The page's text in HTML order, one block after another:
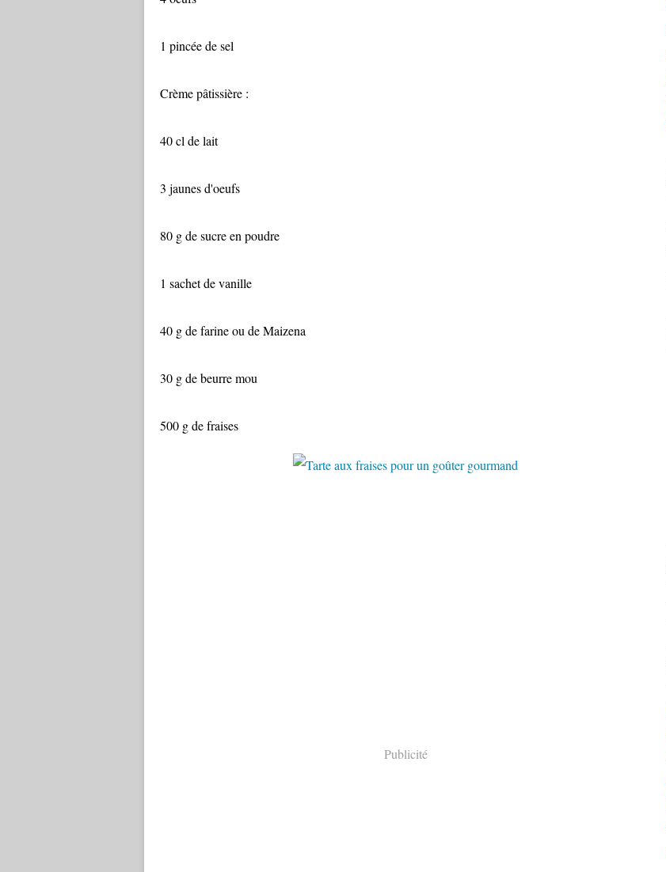
1 pincée de sel
Crème pâtissière :
40 cl de lait
3 jaunes d'oeufs
80 g de sucre en poudre
1 sachet de vanille
40 g de farine ou de Maizena
30 g de beurre mou
500 g de fraises
Publicité